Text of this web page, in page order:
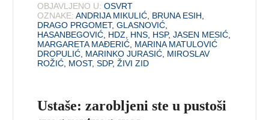
OBJAVLJENO U: OSVRT
OZNAKE: ANDRIJA MIKULIĆ BRUNA ESIH
DRAGO PRGOMET,GLASNOVIĆ
HASANBEGOVIĆ HDZ HNS HSP,JASEN MESIĆ
MARGARETA MAĐERIĆ MARINA MATULOVIĆ
DROPULIĆ MARINKO JURASIĆ MIROSLAV
ROŽIĆ MOST,SDP,ŽIVI ZID
Ustaše: zarobljeni ste u pustoši